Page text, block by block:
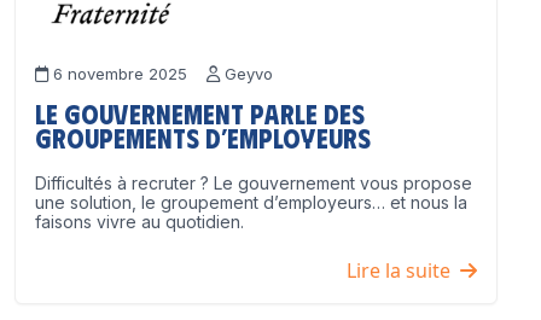
6 novembre 2025 Geyvo
Le Gouvernement parle des
groupements d’employeurs
Difficultés à recruter ? Le gouvernement vous propose
une solution, le groupement d’employeurs… et nous la
faisons vivre au quotidien.
Lire la suite